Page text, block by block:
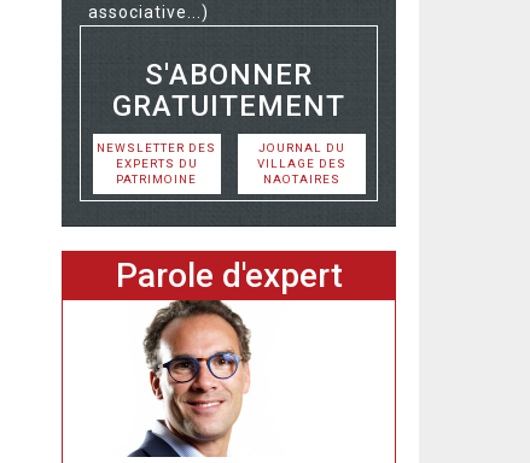
associative...)
S'ABONNER
GRATUITEMENT
NEWSLETTER DES
EXPERTS DU
PATRIMOINE
JOURNAL DU
VILLAGE DES
NAOTAIRES
Parole d'expert